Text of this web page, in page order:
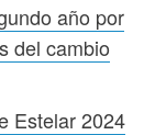
año por
del cambio
Estelar 2024